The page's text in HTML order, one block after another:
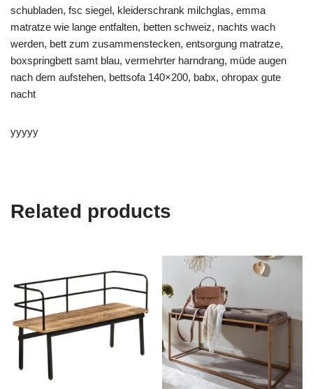
schubladen, fsc siegel, kleiderschrank milchglas, emma
matratze wie lange entfalten, betten schweiz, nachts wach
werden, bett zum zusammenstecken, entsorgung matratze,
boxspringbett samt blau, vermehrter harndrang, müde augen
nach dem aufstehen, bettsofa 140×200, babx, ohropax gute
nacht
yyyyy
Related products